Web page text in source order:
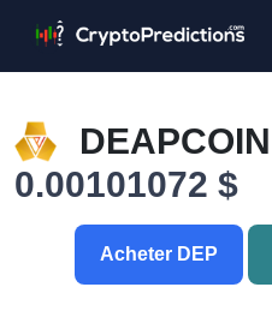
DEAPCOIN
0.00101072 $
Acheter DEP